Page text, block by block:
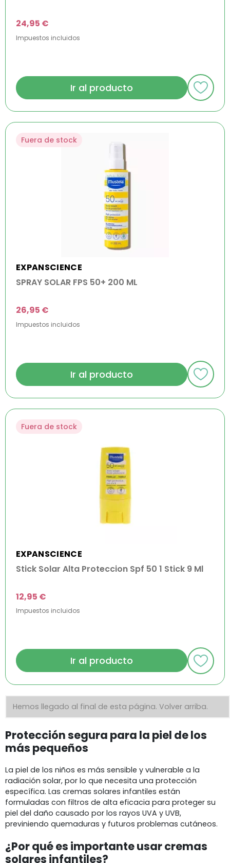
24,95 €
Impuestos incluidos
Ir al producto
Fuera de stock
EXPANSCIENCE
SPRAY SOLAR FPS 50+ 200 ML
26,95 €
Impuestos incluidos
Ir al producto
Fuera de stock
EXPANSCIENCE
Stick Solar Alta Proteccion Spf 50 1 Stick 9 Ml
12,95 €
Impuestos incluidos
Ir al producto
Hemos llegado al final de esta página. Volver arriba.
Protección segura para la piel de los
más pequeños
La piel de los niños es más sensible y vulnerable a la
radiación solar, por lo que necesita una protección
específica. Las cremas solares infantiles están
formuladas con filtros de alta eficacia para proteger su
piel del daño causado por los rayos UVA y UVB,
previniendo quemaduras y futuros problemas cutáneos.
¿Por qué es importante usar cremas
solares infantiles?